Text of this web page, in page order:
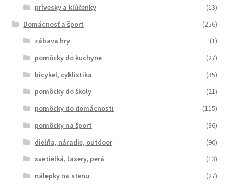
prívesky a kľúčenky
(13)
Domácnosť a šport
(256)
zábava hry
(1)
pomôcky do kuchyne
(27)
bicykel, cyklistika
(35)
pomôcky do školy
(21)
pomôcky do domácnosti
(115)
pomôcky na šport
(36)
dielňa, náradie, outdoor
(90)
svetielká, lasery, perá
(13)
nálepky na stenu
(27)